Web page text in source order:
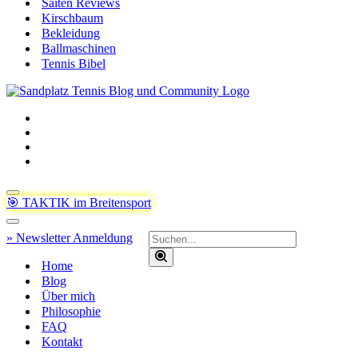
Saiten Reviews
Kirschbaum
Bekleidung
Ballmaschinen
Tennis Bibel
Navigationsmenü
🎯 TAKTIK im Breitensport
Navigationsmenü
Suchen
nach …
» Newsletter Anmeldung
Home
Blog
Über mich
Philosophie
FAQ
Kontakt